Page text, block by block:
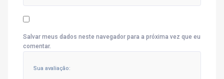
Salvar meus dados neste navegador para a próxima vez que eu
comentar.